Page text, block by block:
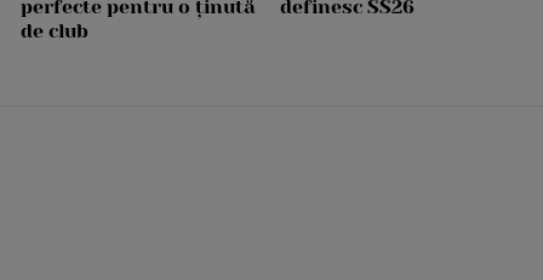
perfecte pentru o ținută
de club
definesc SS26